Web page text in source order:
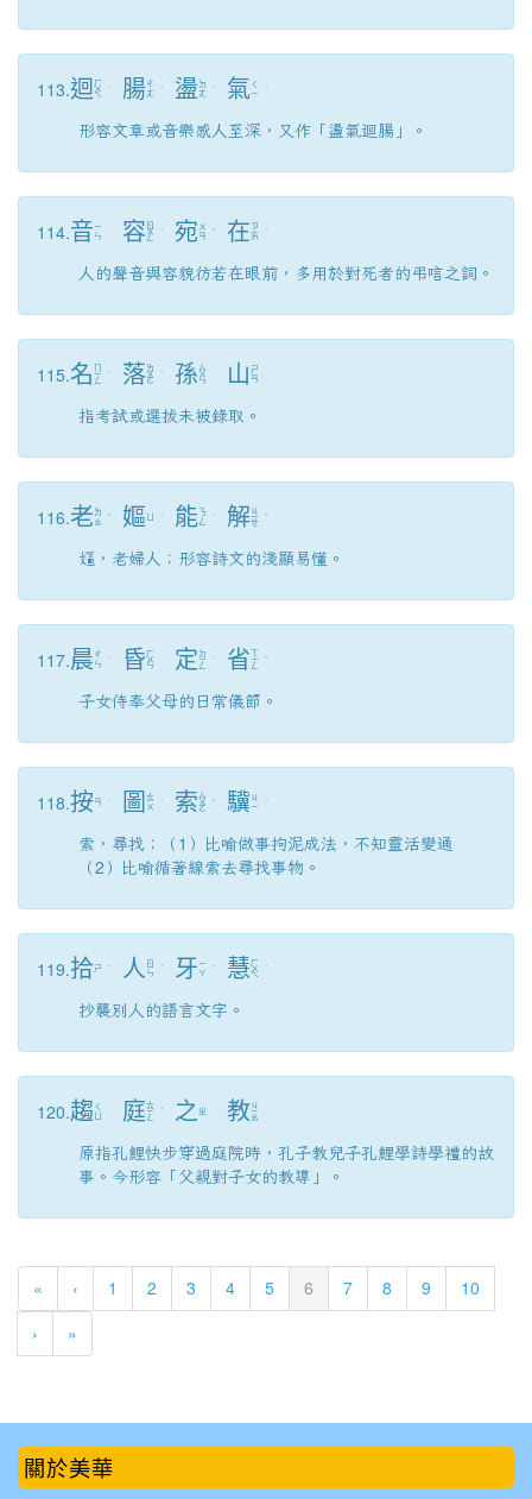
113.迴 ㄏ
ㄨ
ㄟ
ˊ 腸 ㄔ
ㄤ
ˊ 盪 ㄉ
ㄤ
ˋ 氣ㄑ
ㄧ
ˋ
形容文章或音樂感人至深，又作「盪氣迴腸」。
114.音 ㄧ
ㄣ
容 ㄖ
ㄨ
ㄥ
ˊ 宛 ㄨ
ㄢ
ˇ 在
ㄗ
ㄞ
ˋ
人的聲音與容貌彷若在眼前，多用於對死者的弔唁之詞。
115.名 ㄧ
ㄥ
ˊ 落ㄌ
ㄨ
ㄛ
ˋ 孫 ㄙ
ㄨ
ㄣ 山 ㄕ
ㄢ
指考試或選拔未被錄取。
116.老 ㄌ
ㄠ
ˇ 嫗 ˋ 能 ㄋ
ㄥ
ˊ 解 ㄐ
ㄧ
ㄝ
ˇ
嫗，老婦人；形容詩文的淺顯易懂。
117.晨 ㄔ
ㄣ
ˊ 昏 ㄏ
ㄨ
ㄣ 定 ㄉ
ㄧ
ㄥ
ˋ 省 ㄧ
ㄥ
ˇ
子女侍奉父母的日常儀節。
118.按ㄢ ˋ 圖 ㄊ
ㄨ
ˊ 索 ㄙ
ㄨ
ㄛ
ˇ 驥 ㄐ
ㄧ
ˋ
索，尋找；（1）比喻做事拘泥成法，不知靈活變通
（2）比喻循著線索去尋找事物。
119.拾 ㄕ ˊ 人 ㄖ
ㄣ
ˊ 牙 ㄧ
ㄚ
ˊ 慧 ㄏ
ㄨ
ㄟ
ˋ
抄襲別人的語言文字。
120.趨 ㄑ
庭ㄊ
ㄧ
ㄥ
ˊ 之 ㄓ 教 ㄐ
ㄧ
ㄠ
原指孔鯉快步穿過庭院時，孔子教兒子孔鯉學詩學禮的故
事。今形容「父親對子女的教導」。
« ‹ 1 2 3 4 5 6 (current)
7 8 9 10
› »
::: 關於美華